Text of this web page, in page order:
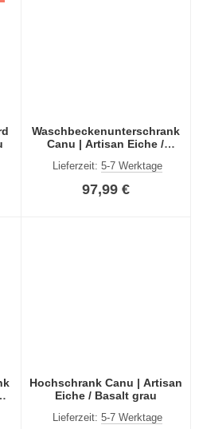
Waschbeckenunterschrank
Canu | Artisan Eiche /
Lieferzeit:5-7 Werktage
97,99 €
/
Hochschrank Canu | Artisan
Eiche / Basalt grau
Lieferzeit:5-7 Werktage